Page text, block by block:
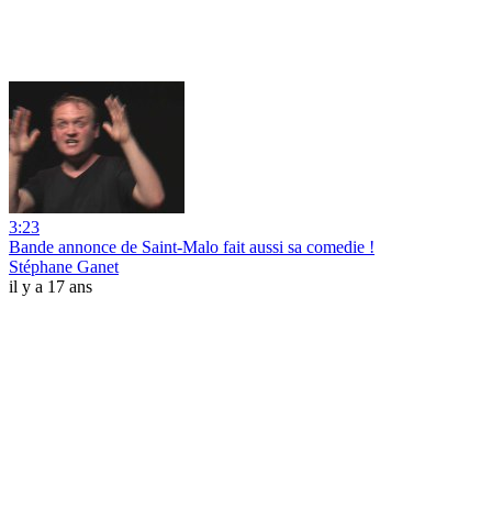
3:23
Bande annonce de Saint-Malo fait aussi sa comedie !
Stéphane Ganet
il y a 17 ans